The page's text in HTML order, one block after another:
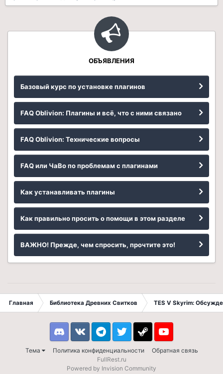
ОБЪЯВЛЕНИЯ
Базовый курс по установке плагинов
FAQ Oblivion: Плагины и всё, что с ними связано
FAQ Oblivion: Технические вопросы
FAQ или ЧаВо по проблемам с плагинами
Как устанавливать плагины
Как правильно просить о помощи в этом разделе
ВАЖНО! Прежде, чем спросить, прочтите это!
Главная Библиотека Древних Свитков TES V Skyrim:
Тема Политика конфиденциальности Обратная связь
DiscordVK TelegramTwitter Steam Youtube
FullRest.ru
Powered by Invision Community